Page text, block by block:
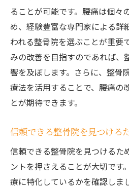
診断の精度が治療効
整骨院での診断が健
整骨院での診断後の
腰痛改善のカギは整骨院で
的治療
整骨院での診断技術の
整骨院での治療がも
腰痛治療における最
整骨院での個別プラ
腰痛治療の効果を高
ることが可能です。腰痛は個々
め、経験豊富な専門家による詳
われる整骨院を選ぶことが重要
みの改善を目指すのであれば、
響を及ぼします。さらに、整骨
療法を活用することで、腰痛の
とが期待できます。
信頼できる整骨院を見つける
信頼できる整骨院を見つけるた
ントを押さえることが大切です
療に特化しているかを確認しま